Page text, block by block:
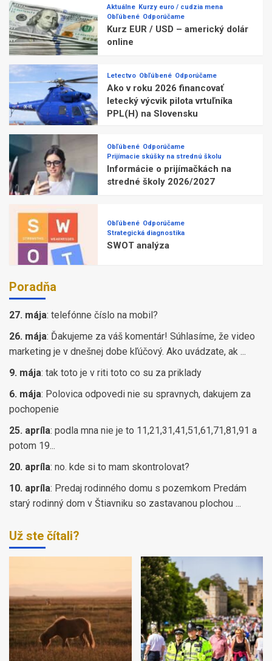
Aktuálne Kurzy euro / cudzia mena
Obľúbené Odporúčame
Kurz EUR / USD – americký dolár
online
Letectvo Obľúbené Odporúčame
Ako v roku 2026 financovať
letecký výcvik pilota vrtuľníka
PPL(H) na Slovensku
Obľúbené Odporúčame
Prijímacie skúšky na strednú školu
Informácie o prijímačkách na
stredné školy 2026/2027
Obľúbené Odporúčame
Strategická diagnostika
SWOT analýza
Poradňa
27. mája: telefónne číslo na mobil?
26. mája: Ďakujeme za váš komentár! Súhlasíme, že video
marketing je v dnešnej dobe kľúčový. Ako uvádzate, ak ...
9. mája: tak toto je v riti toto co su za priklady
6. mája: Polovica odpovedi nie su spravnych, dakujem za
pochopenie
25. apríla: podla mna nie je to 11,21,31,41,51,61,71,81,91 a
potom 19...
20. apríla: no. kde si to mam skontrolovat?
10. apríla: Predaj rodinného domu s pozemkom Predám
starý rodinný dom v Štiavniku so zastavanou plochou ...
Už ste čítali?